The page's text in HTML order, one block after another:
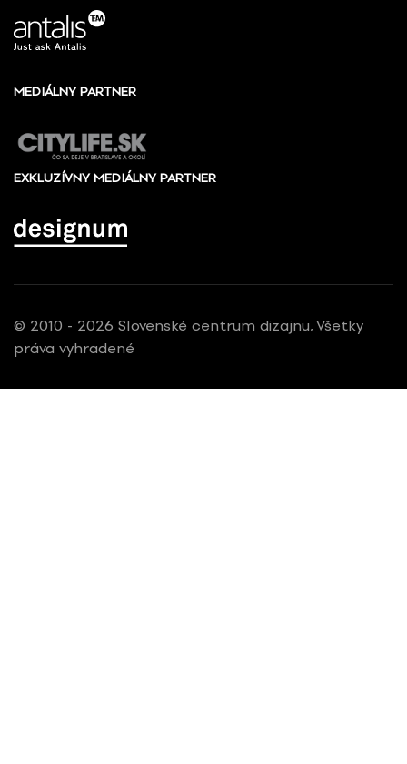
MEDIÁLNY PARTNER
EXKLUZÍVNY MEDIÁLNY PARTNER
© 2010 - 2026 Slovenské centrum dizajnu, Všetky
práva vyhradené